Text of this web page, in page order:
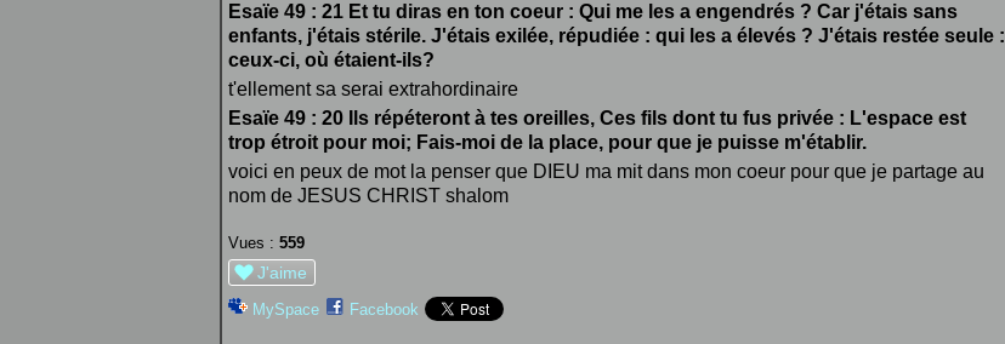
Esaïe 49 : 21 Et tu diras en ton coeur : Qui me les a engendrés ? Car j'étais sans
enfants, j'étais stérile. J'étais exilée, répudiée : qui les a élevés ? J'étais restée seule :
ceux-ci, où étaient-ils?
t'ellement sa serai extrahordinaire
Esaïe 49 : 20 Ils répéteront à tes oreilles, Ces fils dont tu fus privée : L'espace est
trop étroit pour moi; Fais-moi de la place, pour que je puisse m'établir.
voici en peux de mot la penser que DIEU ma mit dans mon coeur pour que je partage au
nom de JESUS CHRIST shalom
Vues : 559
J'aime
MySpace Facebook